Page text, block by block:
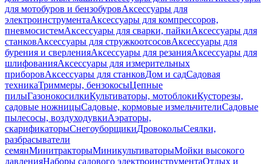
для мотобуров и бензобуровАксессуары для
электроинструментаАксессуары для компрессоров,
пневмосистемАксессуары для сварки, пайкиАксессуары для
станковАксессуары для стружкоотсосовАксессуары для
бурения и сверленияАксессуары для резанияАксессуары для
шлифованияАксессуары для измерительных
приборовАксессуары для станковДом и садСадовая
техникаТриммеры, бензокосыЦепные
пилыГазонокосилкиКультиваторы, мотоблокиКусторезы,
садовые ножницыСадовые, кормовые измельчителиСадовые
пылесосы, воздуходувкиАэраторы,
скарификаторыСнегоуборщикиДровоколыСеялки,
разбрасыватели
семянМинитракторыМиникультиваторыМойки высокого
давленияНаборы садового электроинструментаОтдых и